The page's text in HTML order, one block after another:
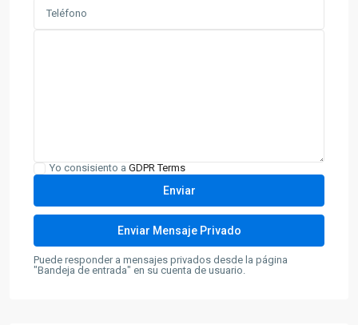
Yo consisiento a GDPR Terms
Puede responder a mensajes privados desde la página
"Bandeja de entrada" en su cuenta de usuario.